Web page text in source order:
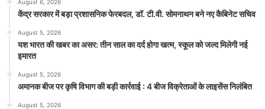
August 6, 2026
केंद्र सरकार में बड़ा प्रशासनिक फेरबदल, डॉ. टी.वी. सोमनाथन बने नए कैबिनेट सचिव
August 5, 2026
यश भारत की खबर का असर: तीन साल का दर्द होगा खत्म, स्कूल को जल्द मिलेगी नई
इमारत
August 5, 2026
अमानक बीज पर कृषि विभाग की बड़ी कार्रवाई : 4 बीज विक्रेताओं के लाइसेंस निलंबित
August 5, 2026